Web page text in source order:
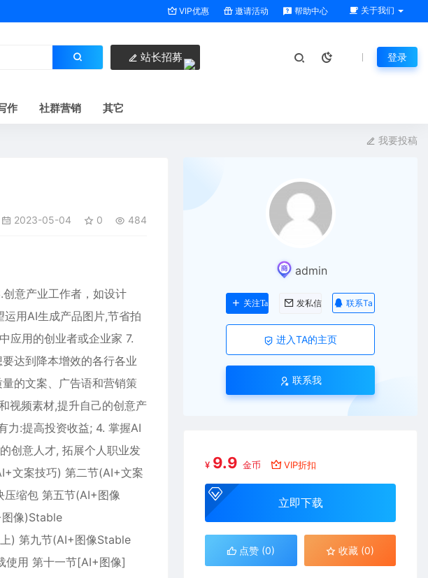
VIP优惠 邀请活动 帮助中心 关于我们
站长招募 登录
作 社群营销 其它
我要投稿
2023-05-04 0 484
意产业工作者，如设计
用AI生成产品图片,节省拍
应用的创业者或企业家 7.
达到降本增效的各行各业
的文案、广告语和营销策
视频素材,提升自己的创意产
力:提高投资收益; 4. 掌握AI
创意人才, 拓展个人职业发
文案技巧) 第二节(AI+文案
缩包 第五节(AI+图像
像)Stable
) 第九节(AI+图像Stable
用 第十一节[AI+图像]
admin
关注Ta 发私信 联系Ta
进入TA的主页
联系我
¥ 9.9 金币 VIP折扣
立即下载
点赞 (0) 收藏 (0)